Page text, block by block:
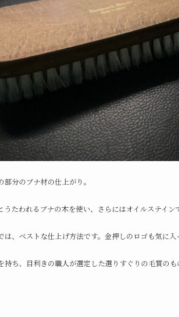
分のブナ材の仕上がり。
たわれるブナの木を使い、さらにはオイルステイン
、ベストな仕上げ方法です。金押しのロゴも気に入
ち、目利きの職人が選定した選りすぐりの毛質のも